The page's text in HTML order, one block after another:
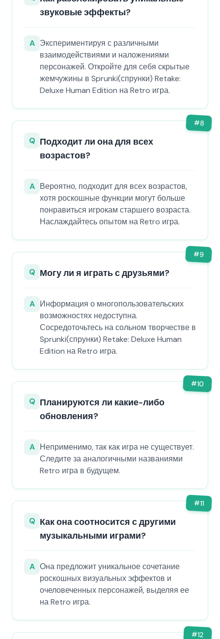
звуковые эффекты?
A Экспериментируя с различными
взаимодействиями и наложениями
персонажей. Откройте для себя скрытые
жемчужины в Sprunki(спрунки) Retake:
Deluxe Human Edition на Retro игра.
#8
Q Подходит ли она для всех
возрастов?
A Вероятно, подходит для всех возрастов,
хотя роскошные функции могут больше
понравиться игрокам старшего возраста.
Наслаждайтесь опытом на Retro игра.
#9
Q Могу ли я играть с друзьями?
A Информация о многопользовательских
возможностях недоступна.
Сосредоточьтесь на сольном творчестве в
Sprunki(спрунки) Retake: Deluxe Human
Edition на Retro игра.
#10
Q Планируются ли какие-либо
обновления?
A Неприменимо, так как игра не существует.
Следите за аналогичными названиями
Retro игра в будущем.
#11
Q Как она соотносится с другими
музыкальными играми?
A Она предложит уникальное сочетание
роскошных визуальных эффектов и
очеловеченных персонажей, выделяя ее
на Retro игра.
#12